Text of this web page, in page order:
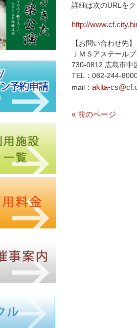
詳細は次のURLを
http://
【お問い合わせ先】
ＪＭＳアステール
730-0812 広島市中
TEL：082-244-
mail： akita-
« 前のページ